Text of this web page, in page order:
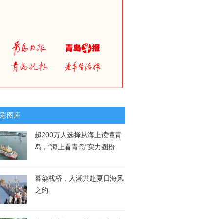
图库
超200万人选择从海上读懂青
岛，“海上看青岛”实力圈粉
暮染栈桥，人潮共赴夏日海风
之约